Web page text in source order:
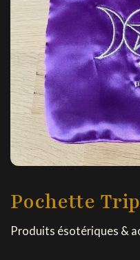
Pochette
Produits ésotériques &